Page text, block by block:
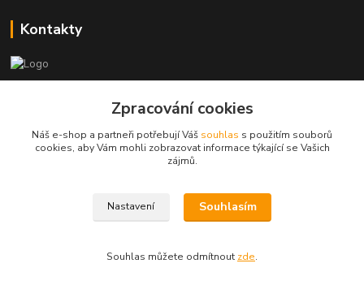
Kontakty
+420773237626
popisekhk@gmail.com
Zpracování cookies
Náš e-shop a partneři potřebují Váš souhlas s použitím souborů
cookies, aby Vám mohli zobrazovat informace týkající se Vašich
zájmů.
Nastavení Souhlasím
Souhlas můžete odmítnout zde.